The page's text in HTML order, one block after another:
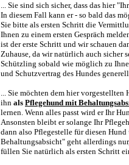
... Sie sind sich sicher, dass das hier
In diesem Fall kann er - so bald das
Sie bitte als ersten Schritt die
Ihnen zu einem ersten Gespräch
ist der erste Schritt und wir schauen
Zuhause, da wir natürlich auch sicher
Schützling sobald wie möglich zu
und Schutzvertrag des Hundes
... Sie möchten dem hier vorgestellten
ihn als Pflegehund mit
lernen. Wenn alles passt wird er Ihr
Ansonsten bleibt er solange Ihr
dann also Pflegestelle für diesen
Behaltungsabsicht" geht allerdings
füllen Sie natürlich als ersten Schritt